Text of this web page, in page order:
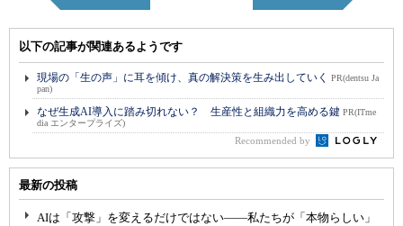
以下の記事が関連あるようです
現場の「生の声」に耳を傾け、真の解決策を生み出していく
PR(dentsu Ja
pan)
なぜ生成AI導入に踏み切れない？ 生産性と組織力を高める鍵 PR(ITme
dia エンタープライズ)
Recommended by
最新の投稿
AIは「攻撃」を変えるだけではない――私たちが「本物らしい」